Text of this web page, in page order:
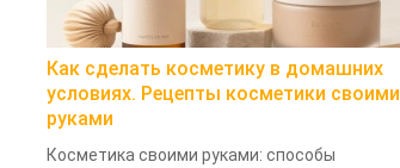
Как сделать косметику в домашних
условиях. Рецепты косметики своими
руками
Косметика своими руками: способы